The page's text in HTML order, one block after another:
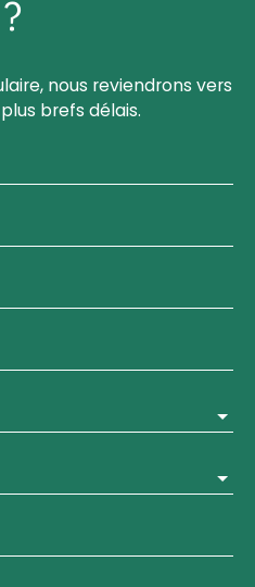
?
nous reviendrons vers
brefs délais.